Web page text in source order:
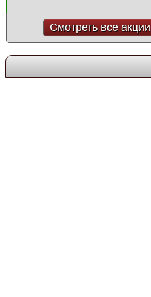
Смотреть все акции